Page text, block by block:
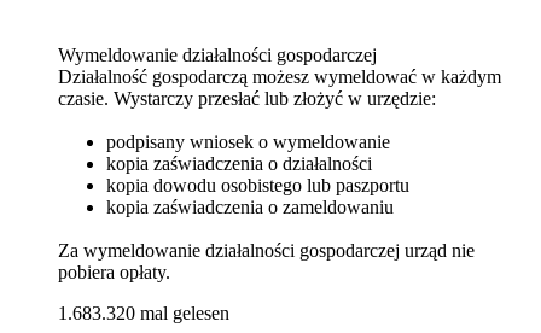
Wymeldowanie działalności gospodarczej
Działalność gospodarczą możesz wymeldować w każdym
czasie. Wystarczy przesłać lub złożyć w urzędzie:
podpisany wniosek o wymeldowanie
kopia zaświadczenia o działalności
kopia dowodu osobistego lub paszportu
kopia zaświadczenia o zameldowaniu
Za wymeldowanie działalności gospodarczej urząd nie
pobiera opłaty.
1.683.320 mal gelesen